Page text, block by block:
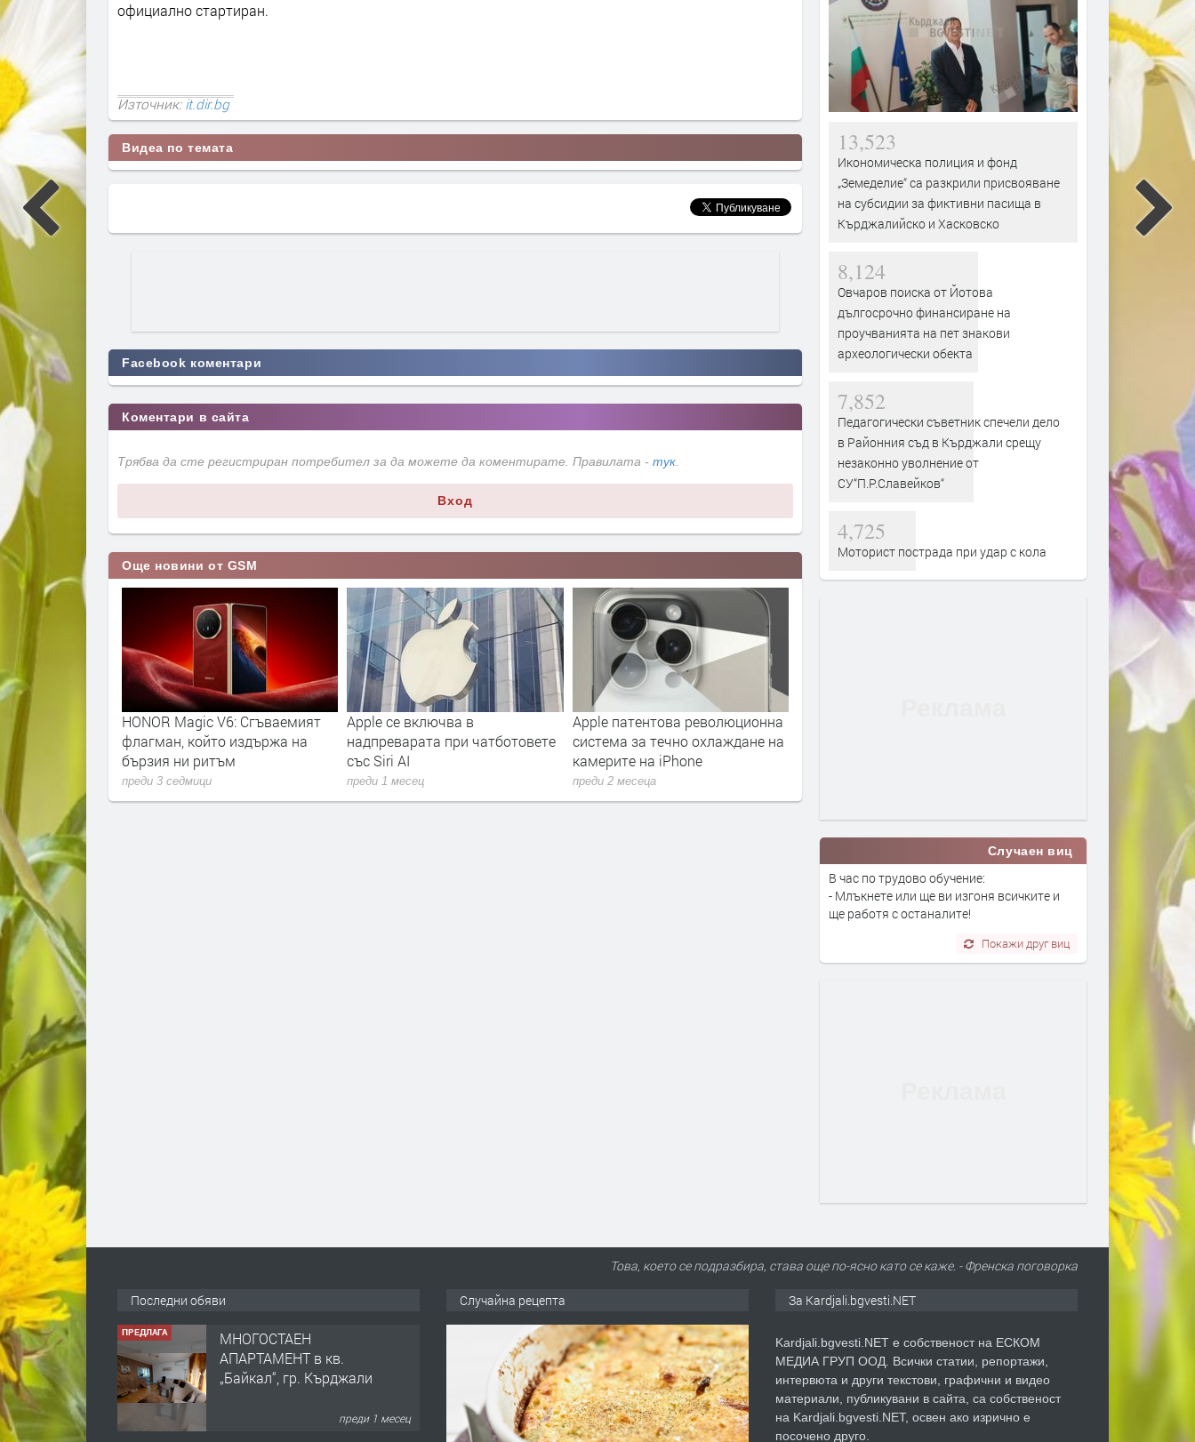
официално стартиран.
Източник:it.dir.bg
Видеа по темата
Facebook коментари
Коментари в сайта
Трябва да сте регистриран потребител за да можете да коментирате. Правилата - тук.
Вход
Още новини от GSM
в едно?
600 Lite
HONOR Magic V6: Сгъваемият
флагман, който издържа на
бързия ни ритъм
преди 3 седмици
Apple се включва в
надпреварата при чатботовете
със Siri AI
преди 1 месец
Apple патентова революционна
система за течно охлаждане на
камерите на iPhone
преди 2 месеца
Apple най-накрая прави
13,523
Икономическа полиция и фонд
„Земеделие“ са разкрили присвояване
на субсидии за фиктивни пасища в
Кърджалийско и Хасковско
8,124
Овчаров поиска от Йотова
дългосрочно финансиране на
проучванията на пет знакови
археологически обекта
7,852
Педагогически съветник спечели дело
в Районния съд в Кърджали срещу
незаконно уволнение от
СУ“П.Р.Славейков“
4,725
Моторист пострада при удар с кола
Случаен виц
В час по трудово обучение:
- Млъкнете или ще ви изгоня всичките и
ще работя с останалите!
Покажи друг виц
Това, което се подразбира, става още по-ясно като се каже. - Френска поговорка
Последни обяви
ПРЕДЛАГА
МНОГОСТАЕН
АПАРТАМЕНТ в кв.
„Байкал“, гр. Кърджали
преди 1 месец
Случайна рецепта За Kardjali.bgvesti.NET
Kardjali.bgvesti.NET е собственост на ЕСКОМ
МЕДИА ГРУП ООД. Всички статии, репортажи,
интервюта и други текстови, графични и видео
материали, публикувани в сайта, са собственост
на Kardjali.bgvesti.NET, освен ако изрично е
посочено друго.